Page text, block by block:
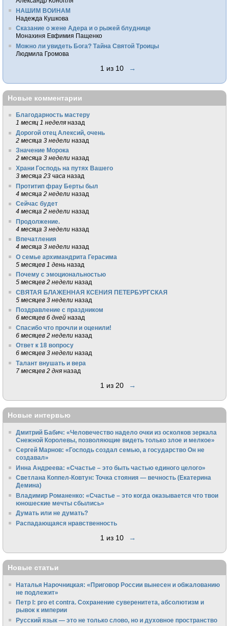
НАШИМ ВОИНАМ
Надежда Кушкова
Сказание о жене Адера и о рыжей блуднице
Монахиня Евфимия Пащенко
Можно ли увидеть Бога? Тайна Святой Троицы
Людмила Громова
1 из 10 →
Новые комментарии
Благодарность мастеру
1 месяц 1 неделя назад
Дорогой отец Алексий, очень
2 месяца 3 недели назад
Значение Морока
2 месяца 3 недели назад
Храни Господь на путях Вашего
3 месяца 23 часа назад
Протитип фрау Берты был
4 месяца 2 недели назад
Сейчас будет
4 месяца 2 недели назад
Продолжение.
4 месяца 3 недели назад
Впечатления
4 месяца 3 недели назад
О семье архимандрита Герасима
5 месяцев 1 день назад
Почему с эмоциональностью
5 месяцев 2 недели назад
СВЯТАЯ БЛАЖЕННАЯ КСЕНИЯ ПЕТЕРБУРГСКАЯ
5 месяцев 3 недели назад
Поздравление с праздником
6 месяцев 6 дней назад
Спасибо что прочли и оценили!
6 месяцев 2 недели назад
Ответ к 18 вопросу
6 месяцев 3 недели назад
Талант внушать и вера
7 месяцев 2 дня назад
1 из 20 →
Новые интервью
Дмитрий Бабич: «Человечество надело очки из осколков зеркала
Снежной Королевы, позволяющие видеть только злое и мелкое»
Сергей Марнов: «Господь создал семью, а государство Он не
создавал»
Инна Андреева: «Счастье – это быть частью единого целого»
Светлана Коппел-Ковтун: Точка стояния — вечность (Екатерина
Демина)
Владимир Романенко: «Счастье – это когда оказывается что твои
юношеские мечты сбылись»
Думать или не думать?
Распадающаяся нравственность
1 из 10 →
Новые статьи
Наталья Нарочницкая: «Приговор России вынесен и обжалованию
не подлежит»
Петр I: pro et contra. Сохранение суверенитета, абсолютизм и
рывок к империи
Русский язык — это не только слово, но и духовное пространство